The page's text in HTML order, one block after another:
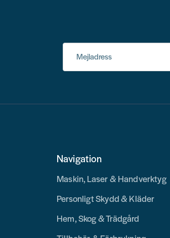
Mejladress
Navigation
Maskin, Laser & Handverktyg
Personligt Skydd & Kläder
Hem, Skog & Trädgård